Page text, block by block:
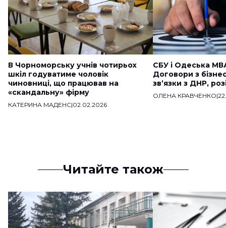
В Чорноморську учнів чотирьох
шкіл годуватиме чоловік
чиновниці, що працював на
«скандальну» фірму
КАТЕРИНА МАДЕНС|02.02.2026
СБУ і Одеська
Договори з
звʼязки з ДНР,
ОЛЕНА КРАВЧЕНКО|
Читайте також